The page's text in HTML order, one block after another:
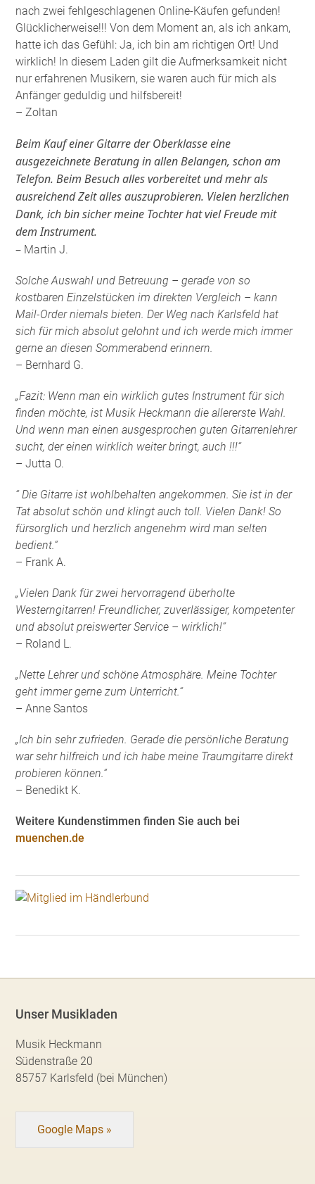
nach zwei fehlgeschlagenen Online-Käufen gefunden!
Glücklicherweise!!! Von dem Moment an, als ich ankam,
hatte ich das Gefühl: Ja, ich bin am richtigen Ort! Und
wirklich! In diesem Laden gilt die Aufmerksamkeit nicht
nur erfahrenen Musikern, sie waren auch für mich als
Anfänger geduldig und hilfsbereit!
– Zoltan
Beim Kauf einer Gitarre der Oberklasse eine
ausgezeichnete Beratung in allen Belangen, schon am
Telefon. Beim Besuch alles vorbereitet und mehr als
ausreichend Zeit alles auszuprobieren. Vielen herzlichen
Dank, ich bin sicher meine Tochter hat viel Freude mit
dem Instrument.
– Martin J.
Solche Auswahl und Betreuung – gerade von so
kostbaren Einzelstücken im direkten Vergleich – kann
Mail-Order niemals bieten. Der Weg nach Karlsfeld hat
sich für mich absolut gelohnt und ich werde mich immer
gerne an diesen Sommerabend erinnern.
– Bernhard G.
„Fazit: Wenn man ein wirklich gutes Instrument für sich
finden möchte, ist Musik Heckmann die allererste Wahl.
Und wenn man einen ausgesprochen guten Gitarrenlehrer
sucht, der einen wirklich weiter bringt, auch !!!“
– Jutta O.
“ Die Gitarre ist wohlbehalten angekommen. Sie ist in der
Tat absolut schön und klingt auch toll. Vielen Dank! So
fürsorglich und herzlich angenehm wird man selten
bedient.“
– Frank A.
„Vielen Dank für zwei hervorragend überholte
Westerngitarren! Freundlicher, zuverlässiger, kompetenter
und absolut preiswerter Service – wirklich!“
– Roland L.
„Nette Lehrer und schöne Atmosphäre. Meine Tochter
geht immer gerne zum Unterricht.“
– Anne Santos
„Ich bin sehr zufrieden. Gerade die persönliche Beratung
war sehr hilfreich und ich habe meine Traumgitarre direkt
probieren können.“
– Benedikt K.
Weitere Kundenstimmen finden Sie auch bei
muenchen.de
Unser Musikladen
Musik Heckmann
Südenstraße 20
85757 Karlsfeld (bei München)
Google Maps »